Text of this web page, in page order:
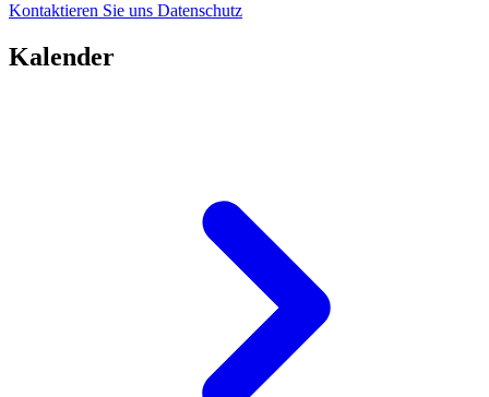
Kontaktieren Sie uns Datenschutz
Kalender